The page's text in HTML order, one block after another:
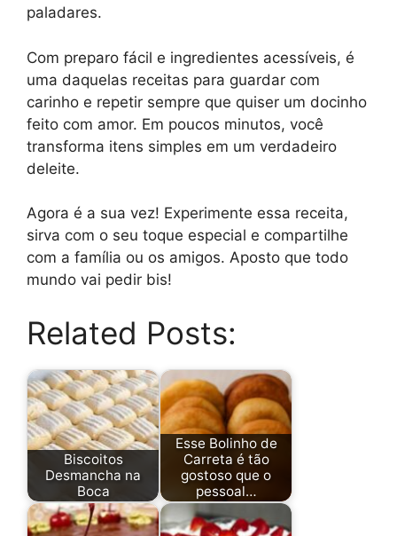
paladares.
Com preparo fácil e ingredientes acessíveis, é
uma daquelas receitas para guardar com
carinho e repetir sempre que quiser um docinho
feito com amor. Em poucos minutos, você
transforma itens simples em um verdadeiro
deleite.
Agora é a sua vez! Experimente essa receita,
sirva com o seu toque especial e compartilhe
com a família ou os amigos. Aposto que todo
mundo vai pedir bis!
Related Posts:
Biscoitos
Desmancha na
Boca
Esse Bolinho de
Carreta é tão
gostoso que o
pessoal…